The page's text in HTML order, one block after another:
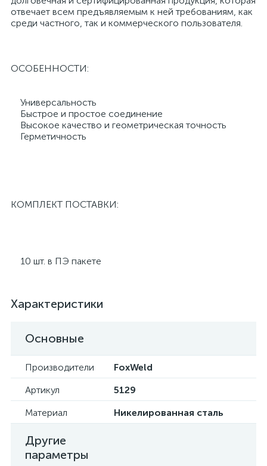
отвечает всем предъявляемым к ней требованиям, как
среди частного, так и коммерческого пользователя.
ОСОБЕННОСТИ:
Универсальность
Быстрое и простое соединение
Высокое качество и геометрическая точность
Герметичность
КОМПЛЕКТ ПОСТАВКИ:
10 шт. в ПЭ пакете
Характеристики
Основные
Производители
FoxWeld
Артикул
5129
Материал
Никелированная сталь
Другие
параметры